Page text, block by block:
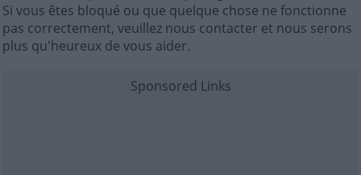
Si vous êtes bloqué ou que quelque chose ne fonctionne
pas correctement, veuillez nous contacter et nous serons
plus qu'heureux de vous aider.
Sponsored Links